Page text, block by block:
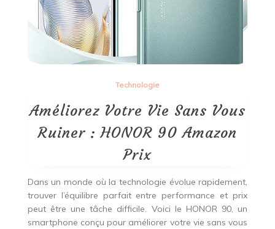
Technologie
Améliorez Votre Vie Sans Vous
Ruiner : HONOR 90 Amazon
Prix
Dans un monde où la technologie évolue rapidement,
trouver l’équilibre parfait entre performance et prix
peut être une tâche difficile. Voici le HONOR 90, un
smartphone conçu pour améliorer votre vie sans vous